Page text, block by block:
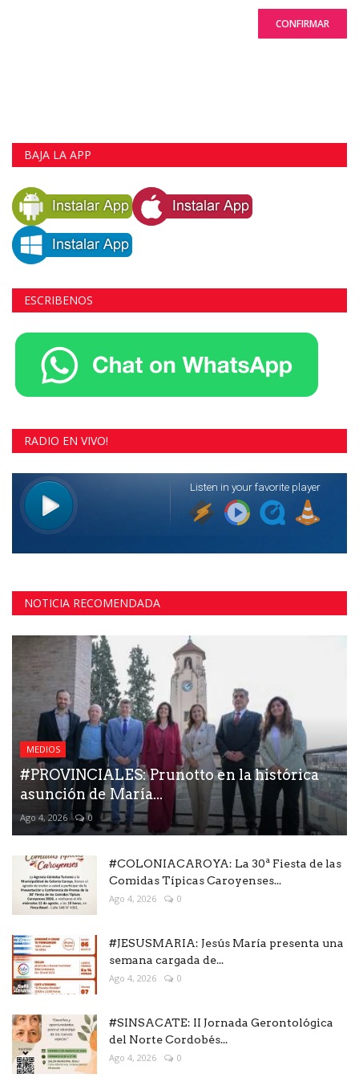
CONFIRMAR
BAJA LA APP
ESCRIBENOS
RADIO EN VIVO!
NOTICIA RECOMENDADA
MEDIOS
#PROVINCIALES: Prunotto en la histórica
asunción de María...
Ago 4, 2026 0
#COLONIACAROYA: La 30ª Fiesta de las
Comidas Típicas Caroyenses...
Ago 4, 2026 0
#JESUSMARIA: Jesús María presenta una
semana cargada de...
Ago 4, 2026 0
#SINSACATE: II Jornada Gerontológica
del Norte Cordobés...
Ago 4, 2026 0